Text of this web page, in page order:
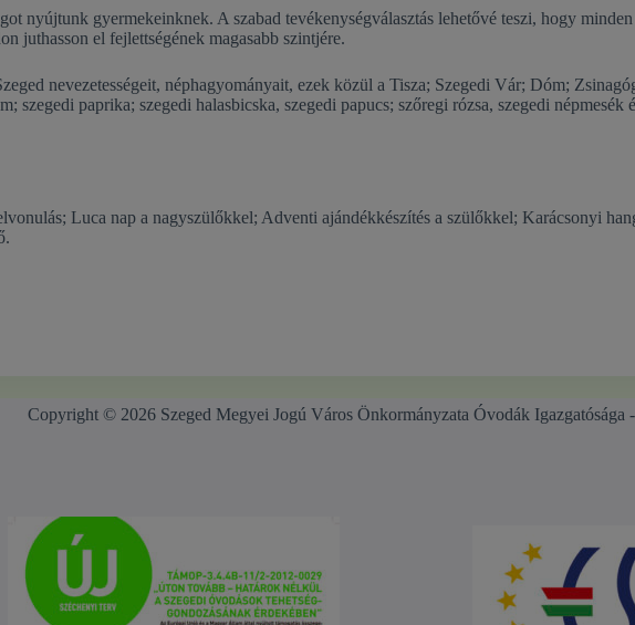
nyújtunk gyermekeinknek. A szabad tevékenységválasztás lehetővé teszi, hogy
juthasson el fejlettségének magasabb szintjére.
nevezetességeit, néphagyományait, ezek közül a Tisza; Szegedi Vár; Dóm;
szegedi paprika; szegedi halasbicska, szegedi papucs; szőregi rózsa, szegedi népmesék
Luca nap a nagyszülőkkel; Adventi ajándékkészítés a szülőkkel; Karácsonyi
Copyright © 2026 Szeged Megyei Jogú Város Önkormányzata Óvodák Igazgatósága